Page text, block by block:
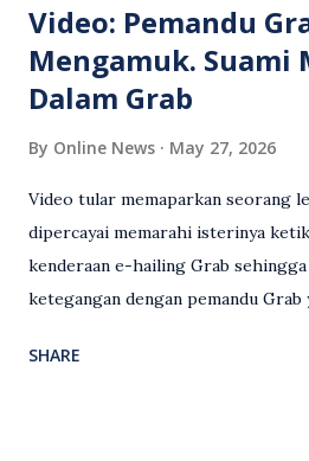
Video: Pemandu
Mengamuk. Suami
Dalam Grab
By Online News May 27, 2026
Video tular memaparkan seorang
dipercayai memarahi isterinya
kenderaan e-hailing Grab
ketegangan dengan pemandu
antara seorang lelaki warga asing
SHARE